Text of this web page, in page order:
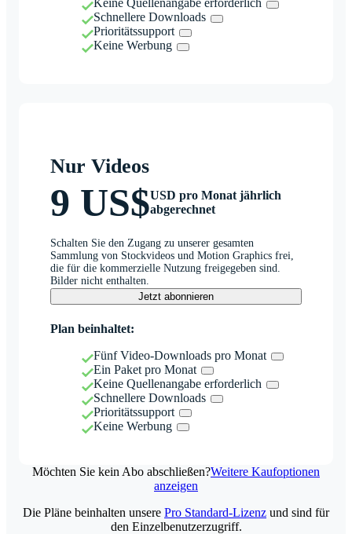
Keine Quellenangabe erforderlich
Schnellere Downloads
Prioritätssupport
Keine Werbung
Nur Videos
9 US$USD pro Monat jährlich
abgerechnet
Schalten Sie den Zugang zu unserer gesamten
Sammlung von Stockvideos und Motion Graphics frei,
die für die kommerzielle Nutzung freigegeben sind.
Bilder nicht enthalten.
Jetzt abonnieren
Plan beinhaltet:
Fünf Video-Downloads pro Monat
Ein Paket pro Monat
Keine Quellenangabe erforderlich
Schnellere Downloads
Prioritätssupport
Keine Werbung
Möchten Sie kein Abo abschließen?Weitere Kaufoptionen
anzeigen
Die Pläne beinhalten unsere Pro Standard-Lizenz und sind für
den Einzelbenutzerzugriff.